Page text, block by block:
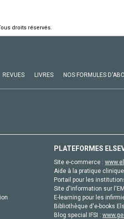
droits réservés.
REVUES LIVRES NOS FORMULES
PLATEFORMES
Site e-commerce :
Aide à la pratique
Portail pour les
Site d'information sur
E-learning pour les
Bibliothèque d'e-books
Blog special IFSI :